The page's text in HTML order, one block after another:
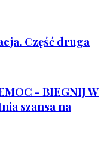
Część druga
- BIEGNIJ W
szansa na